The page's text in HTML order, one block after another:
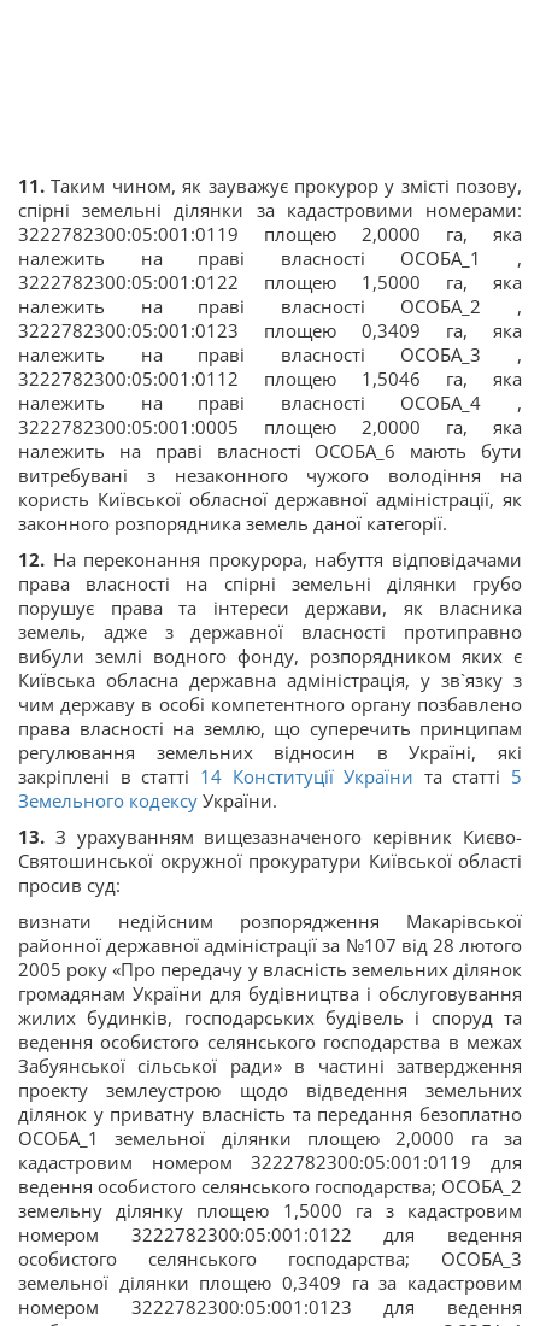
11.Таким чином, як зауважує прокурор у змісті позову,
спірні земельні ділянки за кадастровими номерами:
3222782300:05:001:0119 площею 2,0000 га, яка
належить на праві власності ОСОБА_1 ,
3222782300:05:001:0122 площею 1,5000 га, яка
належить на праві власності ОСОБА_2 ,
3222782300:05:001:0123 площею 0,3409 га, яка
належить на праві власності ОСОБА_3 ,
3222782300:05:001:0112 площею 1,5046 га, яка
належить на праві власності ОСОБА_4 ,
3222782300:05:001:0005 площею 2,0000 га, яка
належить на праві власності ОСОБА_6 мають бути
витребувані з незаконного чужого володіння на
користь Київської обласної державної адміністрації, як
законного розпорядника земель даної категорії.
12. На переконання прокурора, набуття відповідачами
права власності на спірні земельні ділянки грубо
порушує права та інтереси держави, як власника
земель, адже з державної власності протиправно
вибули землі водного фонду, розпорядником яких є
Київська обласна державна адміністрація, у зв`язку з
чим державу в особі компетентного органу позбавлено
права власності на землю, що суперечить принципам
регулювання земельних відносин в Україні, які
закріплені в статті 14 Конституції України та статті 5
Земельного кодексу України.
13. З урахуванням вищезазначеного керівник Києво-
Святошинської окружної прокуратури Київської області
просив суд:
визнати недійсним розпорядження Макарівської
районної державної адміністрації за №107 від 28 лютого
2005 року «Про передачу у власність земельних ділянок
громадянам України для будівництва і обслуговування
жилих будинків, господарських будівель і споруд та
ведення особистого селянського господарства в межах
Забуянської сільської ради» в частині затвердження
проекту землеустрою щодо відведення земельних
ділянок у приватну власність та передання безоплатно
ОСОБА_1 земельної ділянки площею 2,0000 га за
кадастровим номером 3222782300:05:001:0119 для
ведення особистого селянського господарства; ОСОБА_2
земельну ділянку площею 1,5000 га з кадастровим
номером 3222782300:05:001:0122 для ведення
особистого селянського господарства; ОСОБА_3
земельної ділянки площею 0,3409 га за кадастровим
номером 3222782300:05:001:0123 для ведення